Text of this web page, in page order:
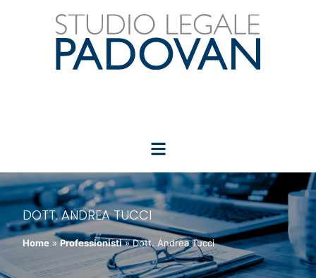
DOTT. ANDREA TUCCI
Home » Professionisti » Dott. Andrea Tucci